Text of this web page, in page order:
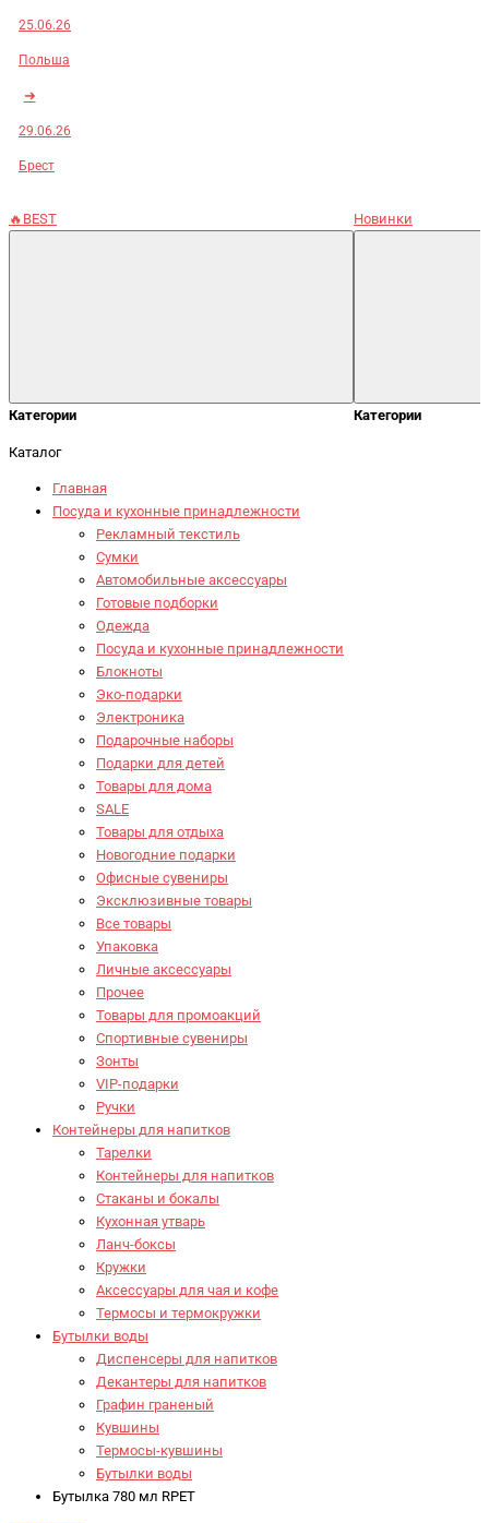
25.06.26
Польша
➜
29.06.26
Брест
🔥BEST
Категории
Новинки
Категории
Каталог
Главная
Посуда и кухонные принадлежности
Рекламный текстиль
Сумки
Автомобильные аксессуары
Готовые подборки
Одежда
Посуда и кухонные принадлежности
Блокноты
Эко-подарки
Электроника
Подарочные наборы
Подарки для детей
Товары для дома
SALE
Товары для отдыха
Новогодние подарки
Офисные сувениры
Эксклюзивные товары
Все товары
Упаковка
Личные аксессуары
Прочее
Товары для промоакций
Спортивные сувениры
Зонты
VIP-подарки
Ручки
Контейнеры для напитков
Тарелки
Контейнеры для напитков
Стаканы и бокалы
Кухонная утварь
Ланч-боксы
Кружки
Аксессуары для чая и кофе
Термосы и термокружки
Бутылки воды
Диспенсеры для напитков
Декантеры для напитков
Графин граненый
Кувшины
Термосы-кувшины
Бутылки воды
Бутылка 780 мл RPET